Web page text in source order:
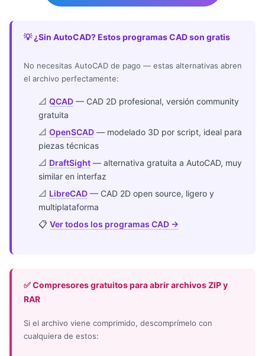
💡 ¿Sin AutoCAD? Estos programas CAD son gratis
No necesitas AutoCAD de pago — estas alternativas abren
el archivo perfectamente:
📐QCAD — CAD 2D profesional, versión community
gratuita
📐OpenSCAD — modelado 3D por script, ideal para
piezas técnicas
📐 DraftSight — alternativa gratuita a AutoCAD, muy
similar en interfaz
📐 LibreCAD — CAD 2D open source, ligero y
multiplataforma
📋Ver todos los programas CAD →
✅ Compresores gratuitos para abrir archivos ZIP y
RAR
Si el archivo viene comprimido, descomprímelo con
cualquiera de estos: